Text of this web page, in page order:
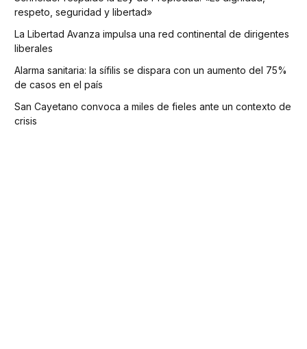
respeto, seguridad y libertad»
La Libertad Avanza impulsa una red continental de dirigentes
liberales
Alarma sanitaria: la sífilis se dispara con un aumento del 75%
de casos en el país
San Cayetano convoca a miles de fieles ante un contexto de
crisis